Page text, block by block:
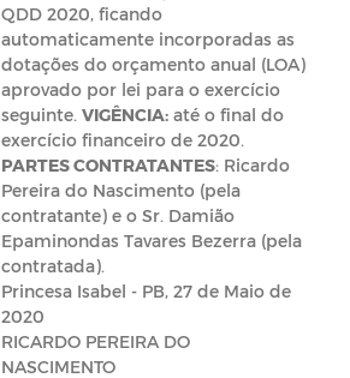
QDD 2020, ficando
automaticamente incorporadas as
dotações do orçamento anual (LOA)
aprovado por lei para o exercício
seguinte. VIGÊNCIA:até o final do
exercício financeiro de 2020.
PARTES CONTRATANTES: Ricardo
Pereira do Nascimento (pela
contratante) e o Sr. Damião
Epaminondas Tavares Bezerra (pela
contratada).
Princesa Isabel - PB, 27 de Maio de
2020
RICARDO PEREIRA DO
NASCIMENTO